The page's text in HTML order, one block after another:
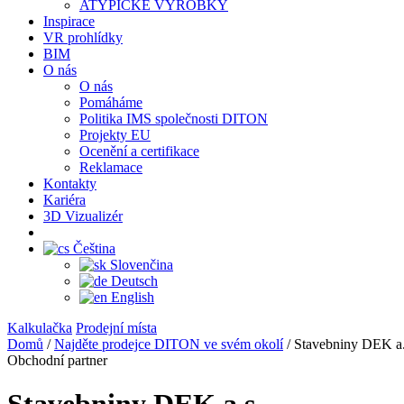
ATYPICKÉ VÝROBKY
Inspirace
VR prohlídky
BIM
O nás
O nás
Pomáháme
Politika IMS společnosti DITON
Projekty EU
Ocenění a certifikace
Reklamace
Kontakty
Kariéra
3D Vizualizér
Čeština
Slovenčina
Deutsch
English
Kalkulačka Prodejní místa
Domů /Najděte prodejce DITON ve svém okolí/ Stavebniny DEK
Obchodní partner